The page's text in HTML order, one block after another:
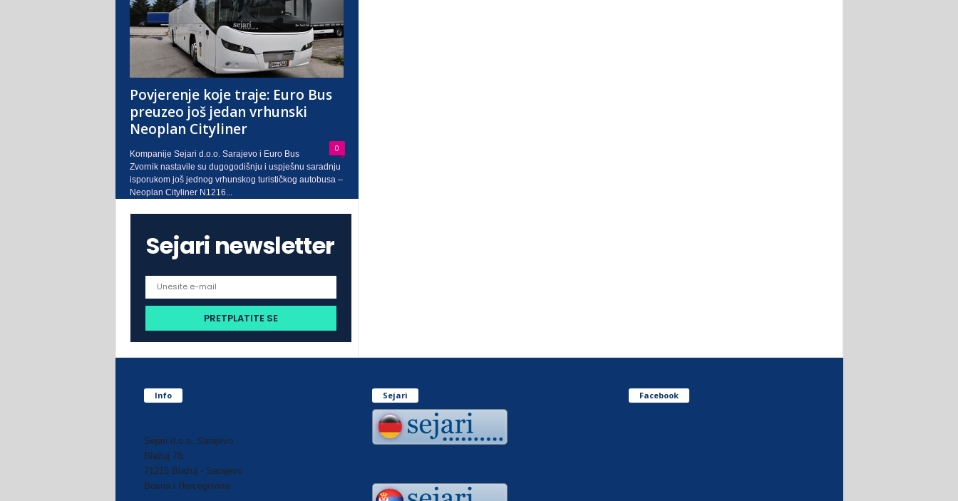
Povjerenje koje traje: Euro Bus
preuzeo još jedan vrhunski
Neoplan Cityliner
0
Kompanije Sejari d.o.o. Sarajevo i Euro Bus
Zvornik nastavile su dugogodišnju i uspješnu saradnju
isporukom još jednog vrhunskog turističkog autobusa –
Neoplan Cityliner N1216...
Sejari newsletter
Info
Sejari d.o.o. Sarajevo
Blažuj 78,
71215 Blažuj - Sarajevo
Bosna i Hercegovina
Sejari Facebook